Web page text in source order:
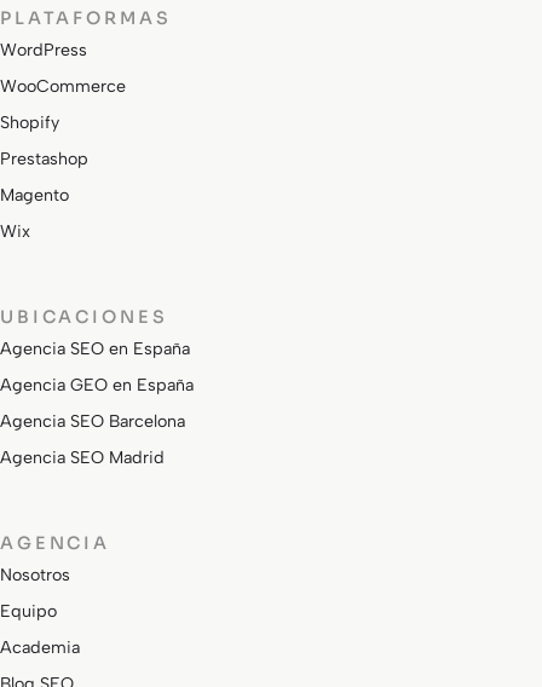
PLATAFORMAS
WordPress
WooCommerce
Shopify
Prestashop
Magento
Wix
UBICACIONES
Agencia SEO en España
Agencia GEO en España
Agencia SEO Barcelona
Agencia SEO Madrid
AGENCIA
Nosotros
Equipo
Academia